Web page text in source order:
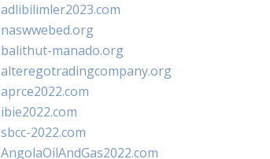
adlibilimler2023.com
naswwebed.org
balithut-manado.org
alteregotradingcompany.org
aprce2022.com
ibie2022.com
sbcc-2022.com
AngolaOilAndGas2022.com